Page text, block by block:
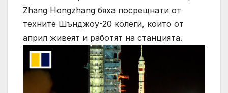
Zhang Hongzhang бяха посрещнати от
техните Шънджоу-20 колеги, които от
април живеят и работят на станцията.